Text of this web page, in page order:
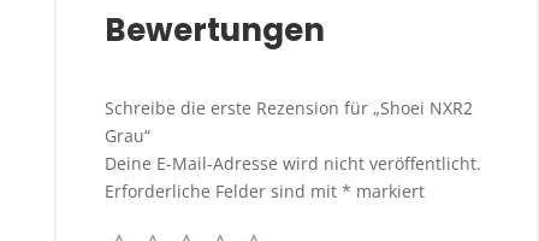
Bewertungen
Schreibe die erste Rezension für „Shoei NXR2
Grau“
Deine E-Mail-Adresse wird nicht veröffentlicht.
Erforderliche Felder sind mit * markiert